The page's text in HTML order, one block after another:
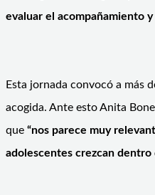
evaluar el acompañamiento
Esta jornada convocó a más
acogida. Ante esto Anita
que “nos parece muy
adolescentes crezcan dentro